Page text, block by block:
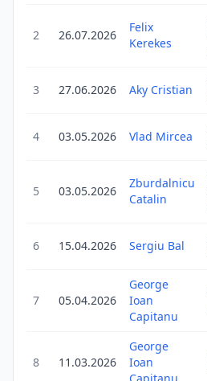
2 26.07.2026
Felix
Kerekes
3 27.06.2026 Aky Cristian
4 03.05.2026 Vlad Mircea
5 03.05.2026
Zburdalnicu
Catalin
6 15.04.2026 Sergiu Bal
7 05.04.2026
George
Ioan
Capitanu
8 11.03.2026
George
Ioan